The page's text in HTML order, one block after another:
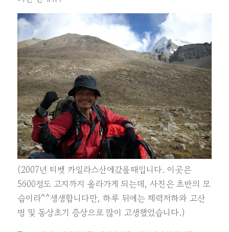
(2007년 티벳 카일라스산에갔을때입니다. 이곳은
5600정도 고지까지 올라가게 되는데, 사진은 초반의 모
습이라^^생생합니다만, 하루 뒤에는 체력저하와 고산
병 및 동상초기 증상으로 많이 고생했었습니다.)